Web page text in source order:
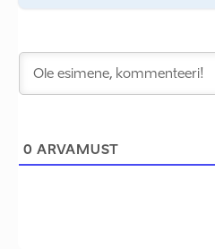
0 ARVAMUST